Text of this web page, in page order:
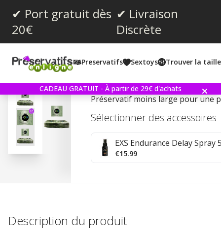
✔ Port gratuit dès
20€
✔ Livraison
Discrète
Preservatifs Sextoys Trouver la
CADEAU GRATUIT - À partir de 29€ d'achats
Note moyenne:
4.5 votes:
62
EXS Snug Fit 12
Préservatif moins large pour une
Sélectionner des accessoires
EXS Endurance Delay Spray
€15.99
Description du produit